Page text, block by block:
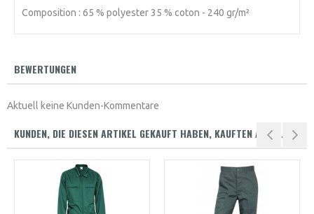
Composition : 65 % polyester 35 % coton - 240 gr/m²
BEWERTUNGEN
Aktuell keine Kunden-Kommentare
KUNDEN, DIE DIESEN ARTIKEL GEKAUFT HABEN, KAUFTEN AUCH ...